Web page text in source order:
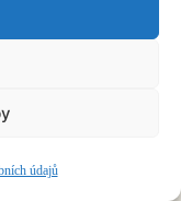
údajů